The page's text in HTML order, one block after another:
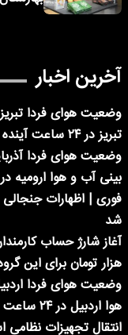
آخرین اخبار
تبریز در ۲۴ ساعت آینده + هواشناسی تبریز
بینی آب و هوا ارومیه در ۲۴ ساعت آینده + هواشناسی
فوری | اظهارات جنجالی
شد
هزار تومان برای این
هوا اردبیل در ۲۴ ساعت آینده + هواشناسی اردبیل
انتقال تجهیزات نظامی